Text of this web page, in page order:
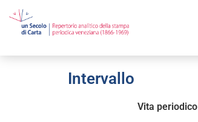
Intervallo
Vita periodico